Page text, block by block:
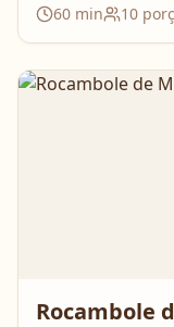
que surpreende
enquanto assa. Aperte o play, acompanhe o passo a
impossível de
60 min 10
Rocambole